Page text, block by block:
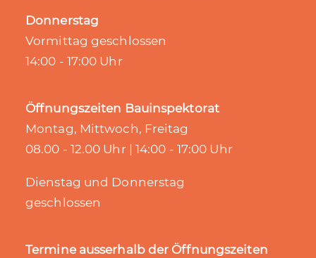
Donnerstag
Vormittag geschlossen
14:00 - 17:00 Uhr
Öffnungszeiten Bauinspektorat
Montag, Mittwoch, Freitag
08.00 - 12.00 Uhr | 14:00 - 17:00 Uhr
Dienstag und Donnerstag
geschlossen
Termine ausserhalb der Öffnungszeiten